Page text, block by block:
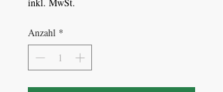
Anzahl *